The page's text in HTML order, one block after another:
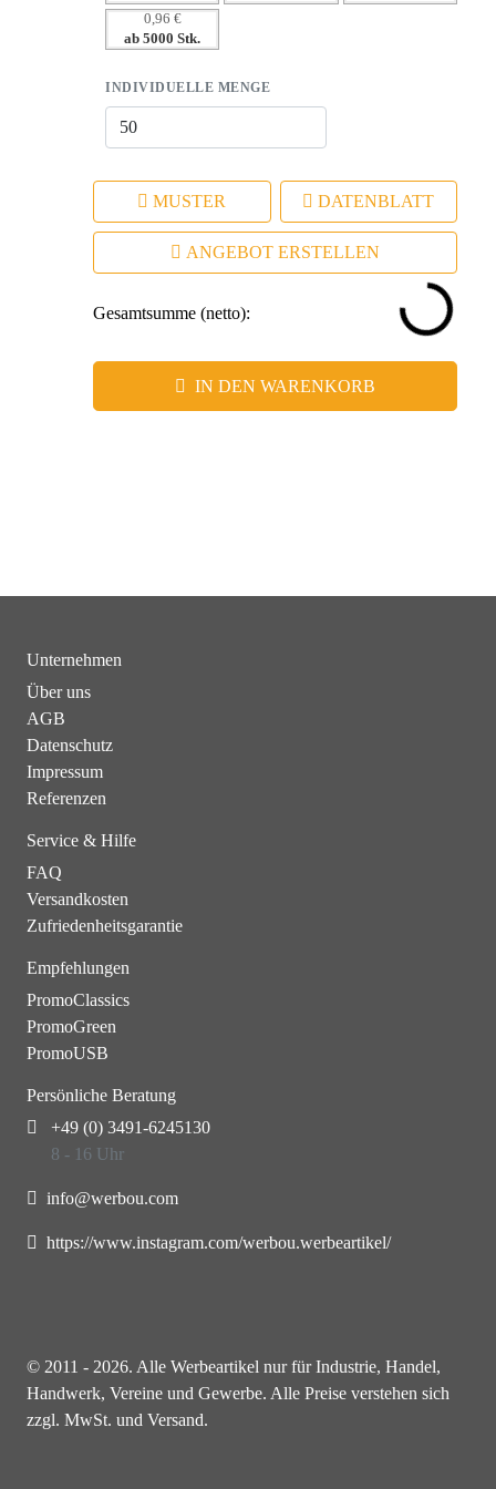
– Vielseitig einsetzbar – perfekt für Events und Promotions
0,96 €
ab 5000 Stk.
INDIVIDUELLE MENGE
MUSTER DATENBLATT
ANGEBOT ERSTELLEN
Gesamtsumme (netto):
IN DEN WARENKORB
Unternehmen
Über uns
AGB
Datenschutz
Impressum
Referenzen
Service & Hilfe
FAQ
Versandkosten
Zufriedenheitsgarantie
Empfehlungen
PromoClassics
PromoGreen
PromoUSB
Persönliche Beratung
+49 (0) 3491-6245130
8 - 16 Uhr
info@werbou.com
https://www.instagram.com/werbou.werbeartikel/
© 2011 - 2026. Alle Werbeartikel nur für Industrie, Handel,
Handwerk, Vereine und Gewerbe. Alle Preise verstehen sich
zzgl. MwSt. und Versand.